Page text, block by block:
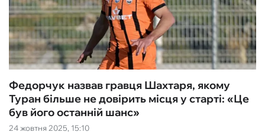
24 жовтня 2025, 15:10
Федорчук назвав гравця Шахтаря, якому
Туран більше не довірить місця у старті: «‎Це
був його останній шанс»